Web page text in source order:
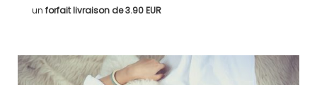
un forfait livraison de3.90 EUR